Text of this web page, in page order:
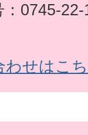
：0745-22-
わせはこ